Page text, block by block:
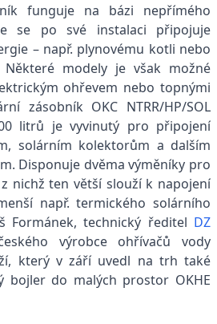
funguje na bázi nepřímého
se po své instalaci připojuje
– např. plynovému kotli nebo
modely je však možné
ohřevem nebo topnými
zásobník OKC NTRR/HP/SOL
litrů je vyvinutý pro připojení
solárním kolektorům a dalším
Disponuje dvěma výměníky pro
nichž ten větší slouží k napojení
např. termického solárního
Formánek, technický ředitel DZ
výrobce ohřívačů vody
který v září uvedl na trh také
bojler do malých prostor OKHE